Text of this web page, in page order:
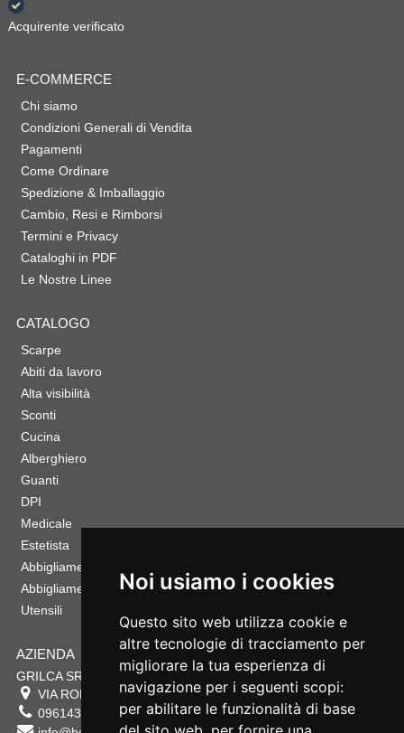
Noi usiamo i cookies
Questo sito web utilizza cookie e
altre tecnologie di tracciamento per
migliorare la tua esperienza di
navigazione per i seguenti scopi:
per abilitare le funzionalità di base
Acquirente verificato
E-COMMERCE
Chi siamo
Condizioni Generali di Vendita
Pagamenti
Come Ordinare
Spedizione & Imballaggio
Cambio, Resi e Rimborsi
Termini e Privacy
Cataloghi in PDF
Le Nostre Linee
CATALOGO
Scarpe
Abiti da lavoro
Alta visibilità
Sconti
Cucina
Alberghiero
Guanti
DPI
Medicale
Estetista
Abbigliamento Sportivo
Abbigliamento Bambino
Utensili
AZIENDA
GRILCA SRL
VIA ROMA 180 88054 SERSALE CZ
0961432177